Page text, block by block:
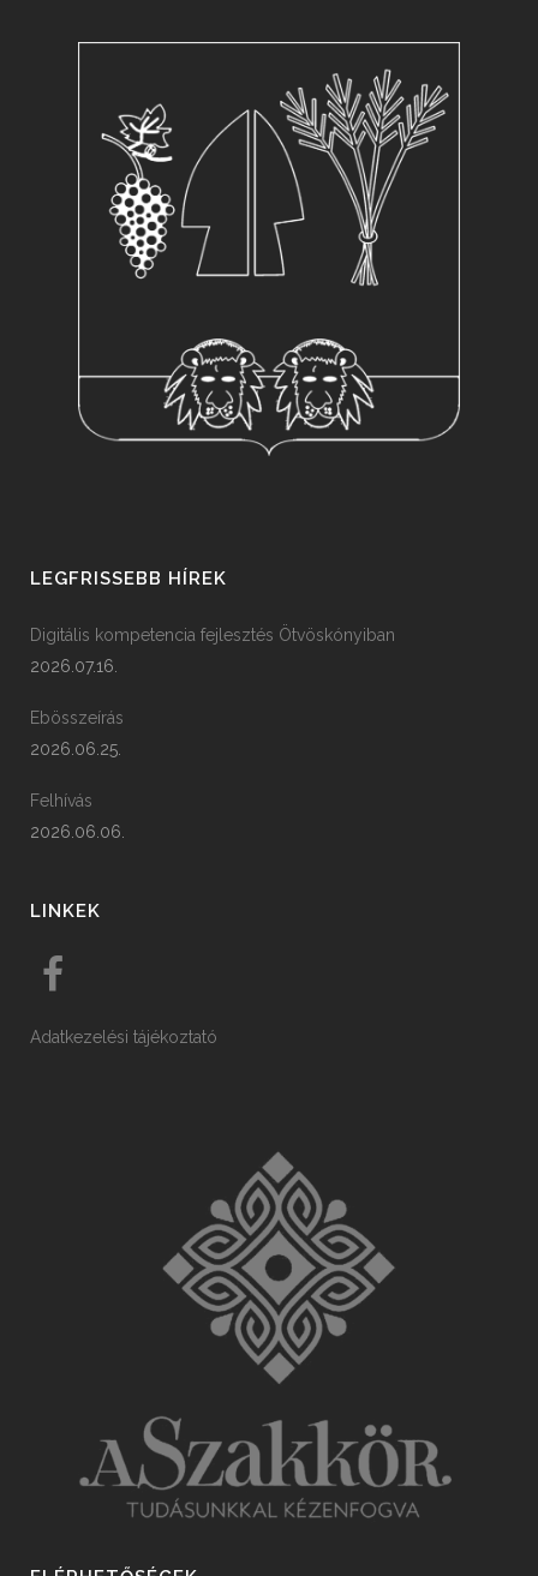
LEGFRISSEBB HÍREK
Digitális kompetencia fejlesztés Ötvöskónyiban
2026.07.16.
Ebösszeírás
2026.06.25.
Felhívás
2026.06.06.
LINKEK
Adatkezelési tájékoztató